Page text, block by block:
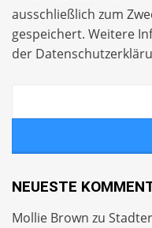
ausschließlich zum
gespeichert. Weitere
der
NEUESTE
Mollie Brown zu